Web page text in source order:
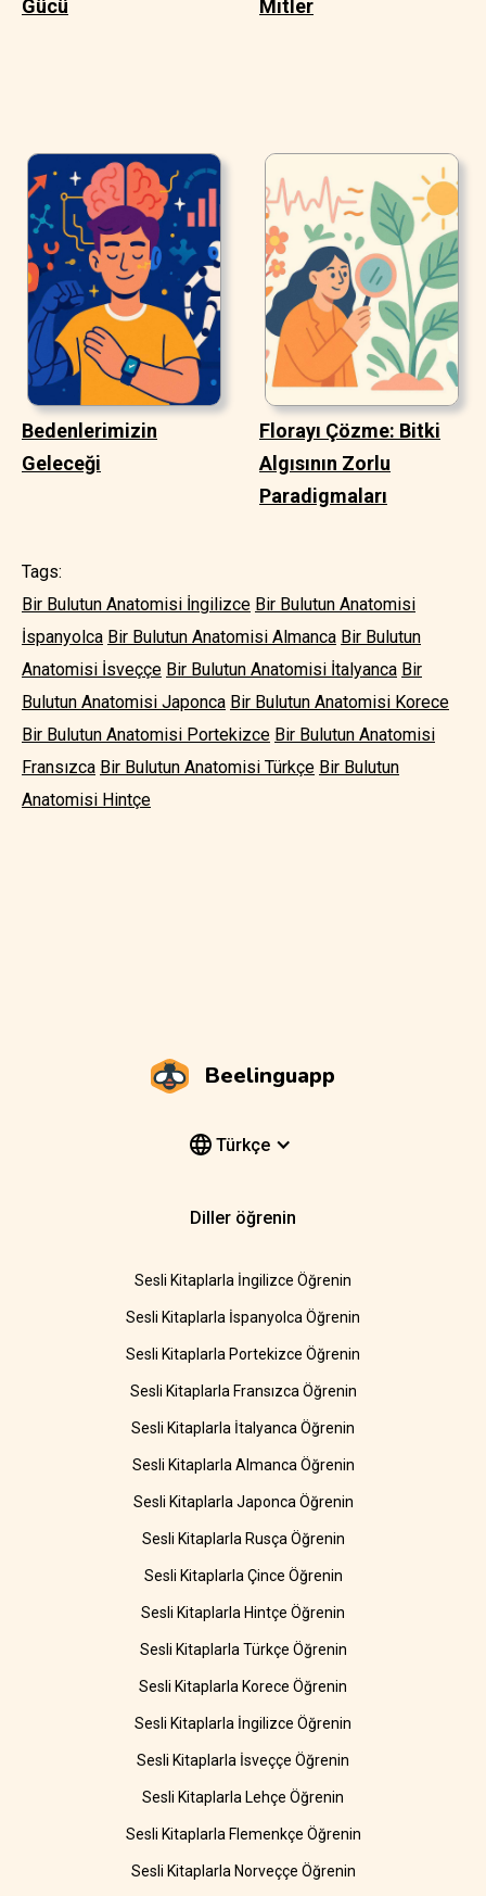
Gücü Mitler
Bedenlerimizin
Geleceği
Florayı Çözme: Bitki
Algısının Zorlu
Paradigmaları
Tags:
Bir Bulutun Anatomisi İngilizce Bir Bulutun Anatomisi
İspanyolca Bir Bulutun Anatomisi Almanca Bir Bulutun
Anatomisi İsveççe Bir Bulutun Anatomisi İtalyanca Bir
Bulutun Anatomisi Japonca Bir Bulutun Anatomisi Korece
Bir Bulutun Anatomisi Portekizce Bir Bulutun Anatomisi
Fransızca Bir Bulutun Anatomisi Türkçe Bir Bulutun
Anatomisi Hintçe
Beelinguapp
Türkçe
Diller öğrenin
Sesli Kitaplarla İngilizce Öğrenin
Sesli Kitaplarla İspanyolca Öğrenin
Sesli Kitaplarla Portekizce Öğrenin
Sesli Kitaplarla Fransızca Öğrenin
Sesli Kitaplarla İtalyanca Öğrenin
Sesli Kitaplarla Almanca Öğrenin
Sesli Kitaplarla Japonca Öğrenin
Sesli Kitaplarla Rusça Öğrenin
Sesli Kitaplarla Çince Öğrenin
Sesli Kitaplarla Hintçe Öğrenin
Sesli Kitaplarla Türkçe Öğrenin
Sesli Kitaplarla Korece Öğrenin
Sesli Kitaplarla İngilizce Öğrenin
Sesli Kitaplarla İsveççe Öğrenin
Sesli Kitaplarla Lehçe Öğrenin
Sesli Kitaplarla Flemenkçe Öğrenin
Sesli Kitaplarla Norveççe Öğrenin